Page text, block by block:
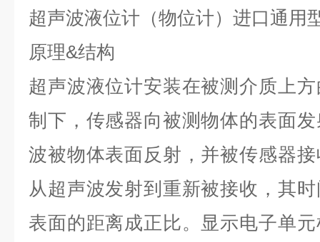
超声波液位计（物位计）进口通用
原理&结构
超声波液位计安装在被测介质上
制下，传感器向被测物体的表面
波被物体表面反射，并被传感器
从超声波发射到重新被接收，其
表面的距离成正比。显示电子单